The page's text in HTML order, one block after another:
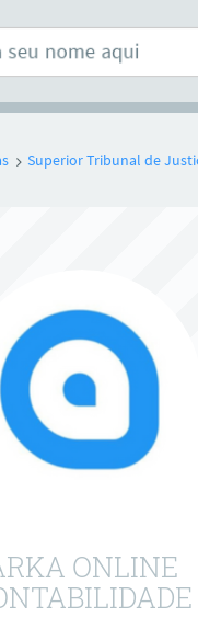
Superior Tribunal de
ONLINE